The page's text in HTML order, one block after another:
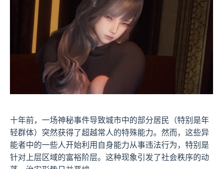
十年前，一场神秘事件导致城市中的部分居民（特别是年
轻群体）突然获得了超越常人的特殊能力。然而，这些异
能者中的一些人开始利用自身能力从事违法行为，特别是
针对上层区域的富裕阶层。这种现象引发了社会秩序的动